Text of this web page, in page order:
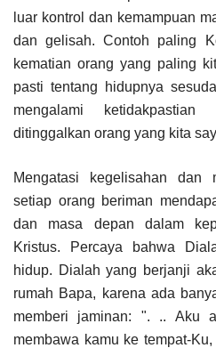
luar kontrol dan kemampuan
dan gelisah. Contoh paling
kematian orang yang paling
pasti tentang hidupnya
mengalami
ditinggalkan orang yang kita
Mengatasi kegelisahan dan
setiap orang beriman
dan masa depan dalam
Kristus. Percaya bahwa
hidup. Dialah yang berjanji
rumah Bapa, karena ada
memberi jaminan: ". .. Aku
membawa kamu ke tempat-